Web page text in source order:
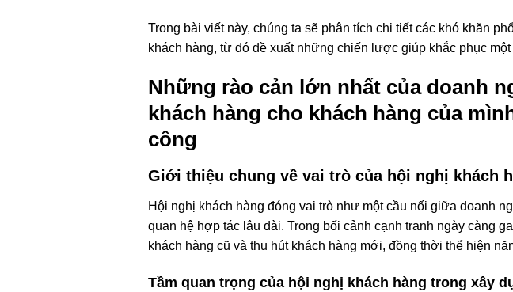
Trong bài viết này, chúng ta sẽ phân tích chi tiết các khó khăn
khách hàng, từ đó đề xuất những chiến lược giúp khắc phục
Những rào cản lớn nhất của doanh
khách hàng cho khách hàng của
công
Giới thiệu chung về vai trò của hội nghị khách
Hội nghị khách hàng đóng vai trò như một cầu nối giữa doanh
quan hệ hợp tác lâu dài. Trong bối cảnh cạnh tranh ngày càng
khách hàng cũ và thu hút khách hàng mới, đồng thời thể hiện
Tầm quan trọng của hội nghị khách hàng trong xây